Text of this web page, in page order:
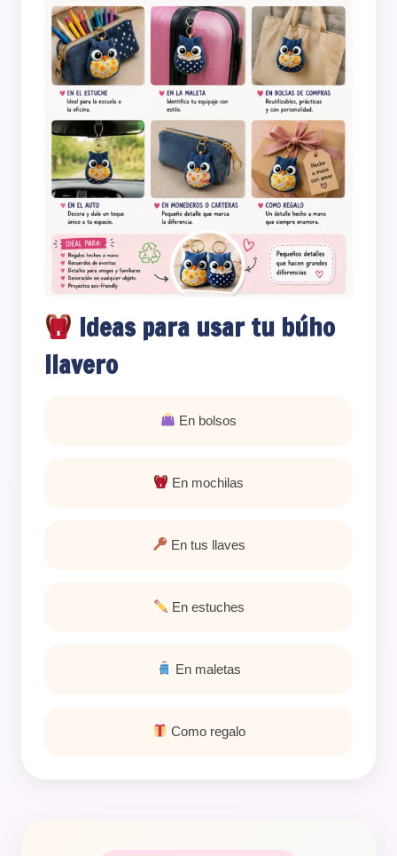
Ideas para usar tu búho
llavero
En bolsos
En mochilas
En tus llaves
En estuches
En maletas
Como regalo